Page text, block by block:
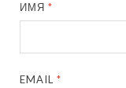
ИМЯ*
EMAIL*